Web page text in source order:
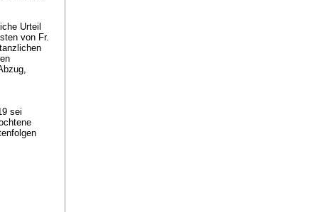
Urteil
von Fr.
sei